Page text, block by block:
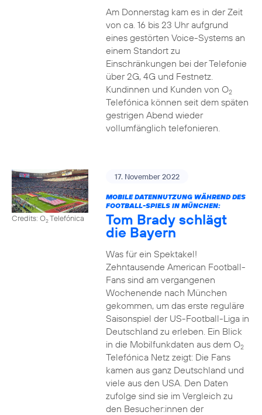
Am Donnerstag kam es in der Zeit
von ca. 16 bis 23 Uhr aufgrund
eines gestörten Voice-Systems an
einem Standort zu
Einschränkungen bei der Telefonie
über 2G, 4G und Festnetz.
Kundinnen und Kunden von O2
Telefónica können seit dem späten
gestrigen Abend wieder
vollumfänglich telefonieren.
Credits: O2Telefónica
17. November 2022
MOBILE DATENNUTZUNG WÄHREND DES
FOOTBALL-SPIELS IN MÜNCHEN:
Tom Brady schlägt
die Bayern
Was für ein Spektakel!
Zehntausende American Football-
Fans sind am vergangenen
Wochenende nach München
gekommen, um das erste reguläre
Saisonspiel der US-Football-Liga in
Deutschland zu erleben. Ein Blick
in die Mobilfunkdaten aus dem O2
Telefónica Netz zeigt: Die Fans
kamen aus ganz Deutschland und
viele aus den USA. Den Daten
zufolge sind sie im Vergleich zu
den Besucher:innen der